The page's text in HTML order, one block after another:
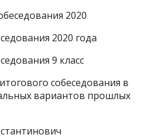
2020
2020 года
9 класс
собеседования в
вариантов прошлых